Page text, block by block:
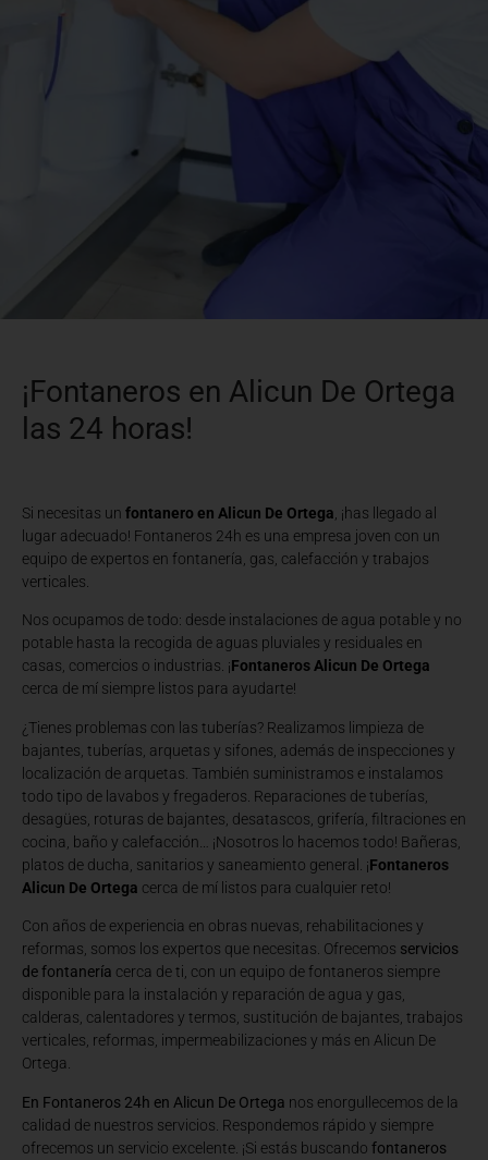
¡Fontaneros en Alicun De Ortega
las 24 horas!
Si necesitas un fontanero en Alicun De Ortega , ¡has llegado al
lugar adecuado! Fontaneros 24h es una empresa joven con un
equipo de expertos en fontanería, gas, calefacción y trabajos
verticales.
Nos ocupamos de todo: desde instalaciones de agua potable y no
potable hasta la recogida de aguas pluviales y residuales en
casas, comercios o industrias. ¡Fontaneros Alicun De Ortega
cerca de mí siempre listos para ayudarte!
¿Tienes problemas con las tuberías? Realizamos limpieza de
bajantes, tuberías, arquetas y sifones, además de inspecciones y
localización de arquetas. También suministramos e instalamos
todo tipo de lavabos y fregaderos. Reparaciones de tuberías,
desagües, roturas de bajantes, desatascos, grifería, filtraciones en
cocina, baño y calefacción… ¡Nosotros lo hacemos todo! Bañeras,
platos de ducha, sanitarios y saneamiento general. ¡Fontaneros
Alicun De Ortega cerca de mí listos para cualquier reto!
Con años de experiencia en obras nuevas, rehabilitaciones y
reformas, somos los expertos que necesitas. Ofrecemos servicios
de fontanería cerca de ti, con un equipo de fontaneros siempre
disponible para la instalación y reparación de agua y gas,
calderas, calentadores y termos, sustitución de bajantes, trabajos
verticales, reformas, impermeabilizaciones y más en Alicun De
Ortega.
En Fontaneros 24h en Alicun De Ortega nos enorgullecemos de la
calidad de nuestros servicios. Respondemos rápido y siempre
ofrecemos un servicio excelente. ¡Si estás buscando fontaneros